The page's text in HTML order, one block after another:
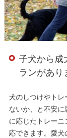
子犬から成
ランがあり
犬のしつけやト
ないか、と不安
に応じたトレー
応できます。愛